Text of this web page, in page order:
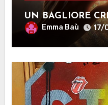
UN BAGLIORE
Emma Baù 17/